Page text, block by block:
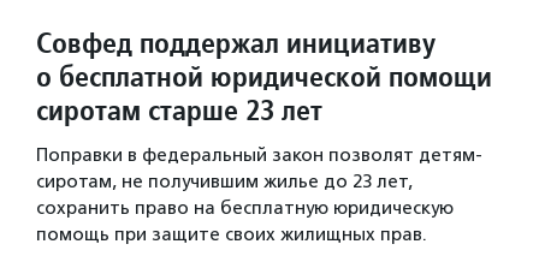
Совфед поддержал инициативу
о бесплатной юридической помощи
сиротам старше 23 лет
Поправки в федеральный закон позволят детям-
сиротам, не получившим жилье до 23 лет,
сохранить право на бесплатную юридическую
помощь при защите своих жилищных прав.